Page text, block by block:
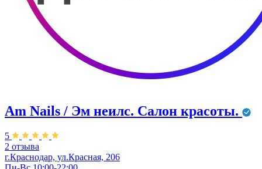
Am Nails / Эм неилс. Салон красоты.
5
2 отзыва
г.Краснодар, ул.Красная, 206